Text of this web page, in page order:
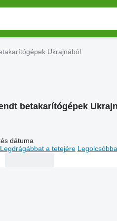
Ukrajnából
betakarítógépek
dátuma
Legdrágábbat a tetejére